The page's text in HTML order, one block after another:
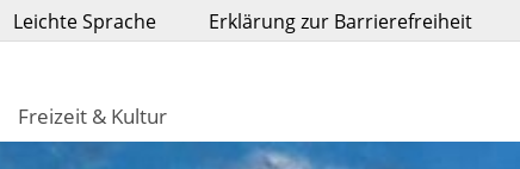
Leichte Sprache Erklärung zur Barrierefreiheit
Freizeit & Kultur